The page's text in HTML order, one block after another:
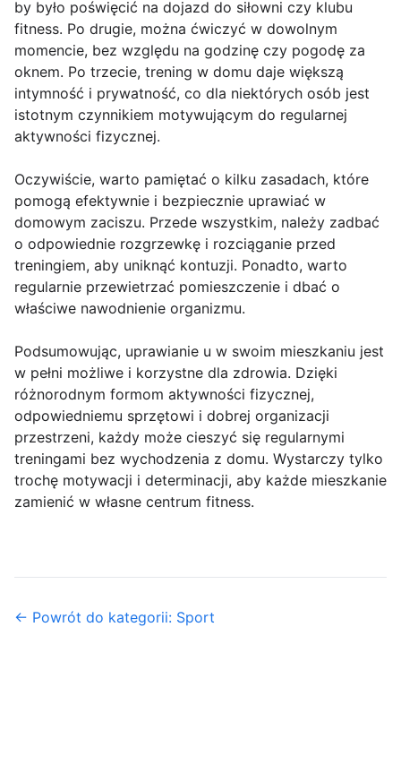
by było poświęcić na dojazd do siłowni czy klubu
fitness. Po drugie, można ćwiczyć w dowolnym
momencie, bez względu na godzinę czy pogodę za
oknem. Po trzecie, trening w domu daje większą
intymność i prywatność, co dla niektórych osób jest
istotnym czynnikiem motywującym do regularnej
aktywności fizycznej.
Oczywiście, warto pamiętać o kilku zasadach, które
pomogą efektywnie i bezpiecznie uprawiać w
domowym zaciszu. Przede wszystkim, należy zadbać
o odpowiednie rozgrzewkę i rozciąganie przed
treningiem, aby uniknąć kontuzji. Ponadto, warto
regularnie przewietrzać pomieszczenie i dbać o
właściwe nawodnienie organizmu.
Podsumowując, uprawianie u w swoim mieszkaniu jest
w pełni możliwe i korzystne dla zdrowia. Dzięki
różnorodnym formom aktywności fizycznej,
odpowiedniemu sprzętowi i dobrej organizacji
przestrzeni, każdy może cieszyć się regularnymi
treningami bez wychodzenia z domu. Wystarczy tylko
trochę motywacji i determinacji, aby każde mieszkanie
zamienić w własne centrum fitness.
← Powrót do kategorii: Sport